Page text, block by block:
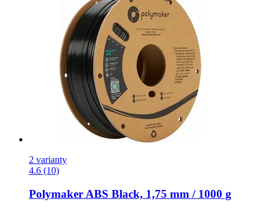
2 varianty
4.6 (10)
PolymakerABS Black, 1,75 mm / 1000 g